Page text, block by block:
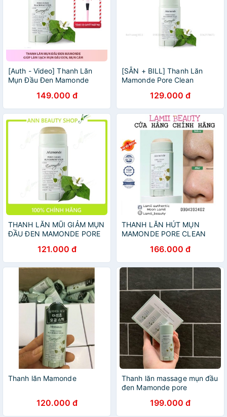
[Auth - Video] Thanh Lăn
Mụn Đầu Đen Mamonde
149.000 đ
[SẴN + BILL] Thanh Lăn
Mamonde Pore Clean
129.000 đ
THANH LĂN MŨI GIẢM MỤN
ĐẦU ĐEN MAMONDE PORE
121.000 đ
THANH LĂN HÚT MỤN
MAMONDE PORE CLEAN
166.000 đ
Thanh lăn Mamonde
120.000 đ
Thanh lăn massage mụn đầu
đen Mamonde pore
199.000 đ